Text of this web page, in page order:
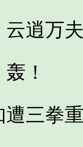
逍万夫
！
三拳